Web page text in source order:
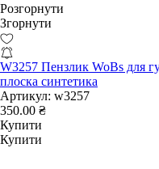
Розгорнути
Згорнути
W3257 Пензлик WoBs для
плоска синтетика
Артикул: w3257
350.00 ₴
Купити
Купити